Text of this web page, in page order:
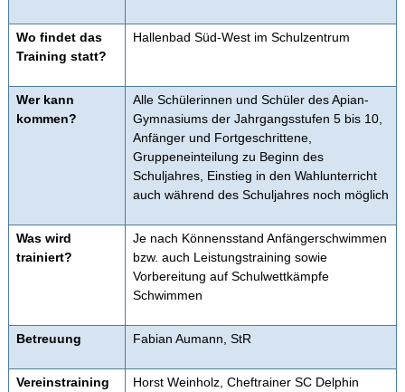
Kooperation mit der THI
Stadtteilbücherei
Schulfamilie
Apian digital
Wo findet das
Training statt?
Hallenbad Süd-West im Schulzentrum
Wer kann
kommen?
Alle Schülerinnen und Schüler des Apian-
Gymnasiums der Jahrgangsstufen 5 bis 10,
Anfänger und Fortgeschrittene,
Gruppeneinteilung zu Beginn des
Schuljahres, Einstieg in den Wahlunterricht
auch während des Schuljahres noch möglich
Was wird
trainiert?
Je nach Könnensstand Anfängerschwimmen
bzw. auch Leistungstraining sowie
Vorbereitung auf Schulwettkämpfe
Schwimmen
Betreuung Fabian Aumann, StR
Vereinstraining
Horst Weinholz, Cheftrainer SC Delphin